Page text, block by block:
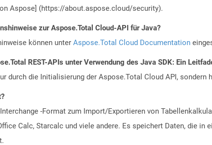
Aspose] (https://about.aspose.cloud/security).
zur Aspose.Total Cloud-API für Java?
können unter Aspose.Total Cloud Documentation
REST-APIs unter Verwendung des Java SDK: Ein
durch die Initialisierung der Aspose.Total Cloud API,
-Format zum Import/Exportieren von
Calc, Starcalc und viele andere. Es speichert Daten, die in